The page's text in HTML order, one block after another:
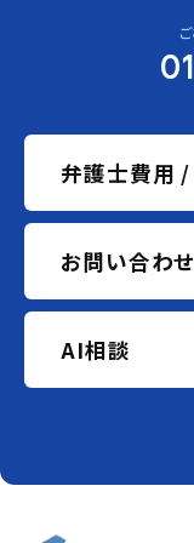
弁護士費用
お問い合わせ
AI相談